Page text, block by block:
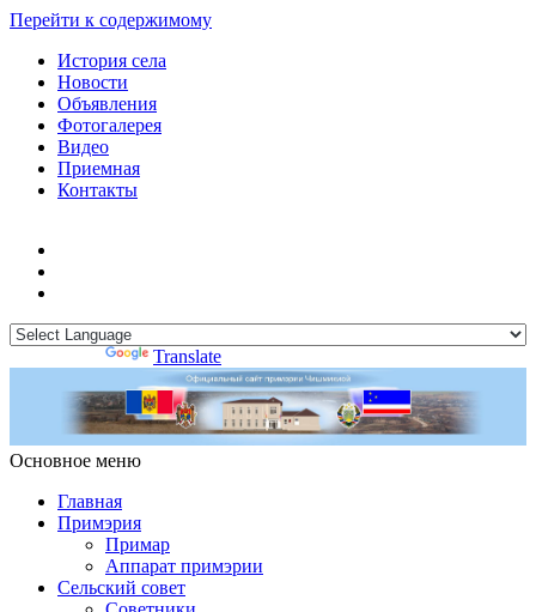
Перейти к содержимому
История села
Новости
Объявления
Фотогалерея
Видео
Приемная
Контакты
Translate
Основное меню
Примэрия Чишмикиой
Главная
Примэрия
Примар
Аппарат примэрии
Сельский совет